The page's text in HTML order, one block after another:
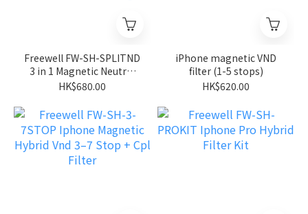
Freewell FW-SH-SPLITND
3 in 1 Magnetic Neutral
Density Filter
Iphone 15/16/17 Pro Max
Filmmarker Case/Cage
HK$680.00
iPhone magnetic VND
filter (1-5 stops)
HK$620.00